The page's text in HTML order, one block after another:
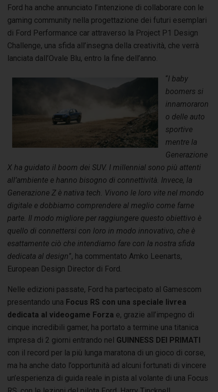
Ford ha anche annunciato l’intenzione di collaborare con le
gaming community nella progettazione dei futuri esemplari
di Ford Performance car attraverso la Project P1 Design
Challenge, una sfida all’insegna della creatività, che verrà
lanciata dall’Ovale Blu, entro la fine dell’anno.
“I baby
boomers si
innamoraron
o delle auto
sportive
mentre la
Generazione
X ha guidato il boom dei SUV. I millennial sono più attenti
all’ambiente e hanno bisogno di connettività. Invece, la
Generazione Z è nativa tech. Vivono le loro vite nel mondo
digitale e dobbiamo comprendere al meglio come farne
parte. Il modo migliore per raggiungere questo obiettivo è
quello di connettersi con loro in modo innovativo, che è
esattamente ciò che intendiamo fare con la nostra sfida
dedicata al design”, ha commentato Amko Leenarts,
European Design Director di Ford.
Nelle edizioni passate, Ford ha partecipato al Gamescom
presentando una Focus RS con una speciale livrea
dedicata al videogame Forza e, grazie all’impegno di
cinque incredibili gamer, ha portato a termine una titanica
impresa di 2 giorni entrando nel GUINNESS DEI PRIMATI
con il record per la più lunga maratona di un gioco di corse,
ma ha anche dato l’opportunità ad alcuni fortunati di vincere
un’esperienza di guida reale in pista al volante di una Focus